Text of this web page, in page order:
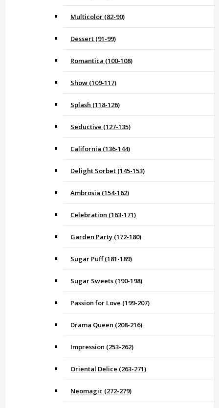
Multicolor (82-90)
Dessert (91-99)
Romantica (100-108)
Show (109-117)
Splash (118-126)
Seductive (127-135)
California (136-144)
Delight Sorbet (145-153)
Ambrosia (154-162)
Celebration (163-171)
Garden Party (172-180)
Sugar Puff (181-189)
Sugar Sweets (190-198)
Passion for Love (199-207)
Drama Queen (208-216)
Impression (253-262)
Oriental Delice (263-271)
Neomagic (272-279)